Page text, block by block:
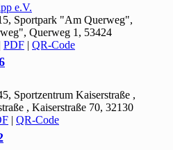
e.V.
Sportpark "Am Querweg",
Querweg 1, 53424
PDF | QR-Code
Sportzentrum Kaiserstraße ,
, Kaiserstraße 70, 32130
| QR-Code